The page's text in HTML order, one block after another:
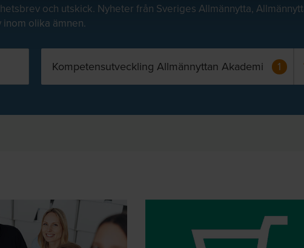
och utskick. Nyheter från Sveriges Allmännytta,
olika ämnen.
Kompetensutveckling Allmännyttan Akademi 1